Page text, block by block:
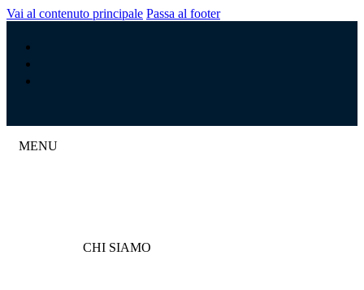
Vai al contenuto principale Passa al footer
MENU
CHI SIAMO